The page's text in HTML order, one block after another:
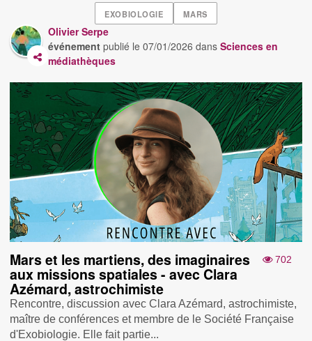
EXOBIOLOGIE MARS
Olivier Serpe
événement publié le07/01/2026 dansSciences en
médiathèques
702
Mars et les martiens, des imaginaires
aux missions spatiales - avec Clara
Azémard, astrochimiste
Rencontre, discussion avec Clara Azémard, astrochimiste,
maître de conférences et membre de le Société Française
d'Exobiologie. Elle fait partie...